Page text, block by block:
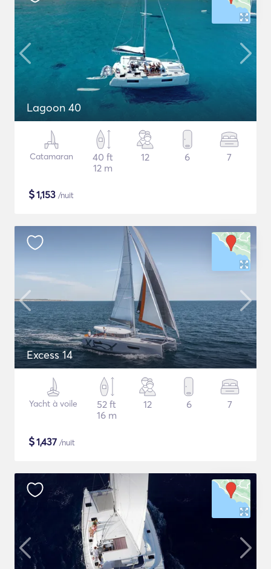
Lagoon 40
Catamaran
40 ft
12 m
12 6 7
$1,153 /nuit
Excess 14
Yacht à voile
52 ft
16 m
12 6 7
$1,437 /nuit